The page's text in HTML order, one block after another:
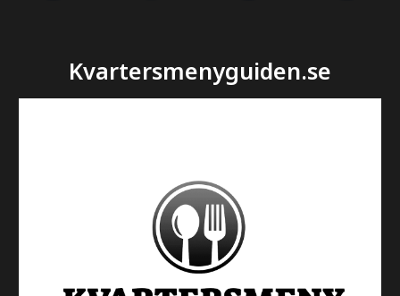
Kvartersmenyguiden.se